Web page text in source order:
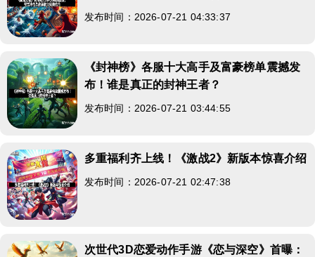
发布时间：2026-07-21 04:33:37
《封神榜》各服十大高手及富豪榜单震撼发
布！谁是真正的封神王者？
发布时间：2026-07-21 03:44:55
多重福利齐上线！《激战2》新版本惊喜介绍
发布时间：2026-07-21 02:47:38
次世代3D恋爱动作手游《恋与深空》首曝：